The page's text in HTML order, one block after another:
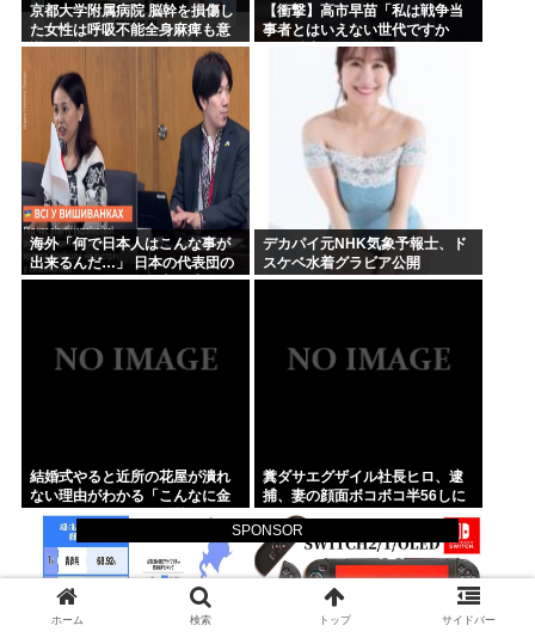
SPONSOR
京都大学附属病院 脳幹を損傷し
た女性は呼吸不能全身麻痺も意
識は正常 やったね、たえちゃ
【衝撃】高市早苗「私は戦争当
事者とはいえない世代ですか
ら、反省なんかしておりません
（笑）」河野洋平「私は議員と
違う価値基準だ」
海外「何で日本人はこんな事が
出来るんだ…」 日本の代表団の
行動がウクライナ全土を感動の
デカパイ元NHK気象予報士、ド
スケベ水着グラビア公開
結婚式やると近所の花屋が潰れ
ない理由がわかる「こんなに金
取るのかよ！？」って驚くぞ
糞ダサエグザイル社長ヒロ、逮
捕、妻の顔面ボコボコ半56しに
した。
ホーム 検索 トップ サイドバー